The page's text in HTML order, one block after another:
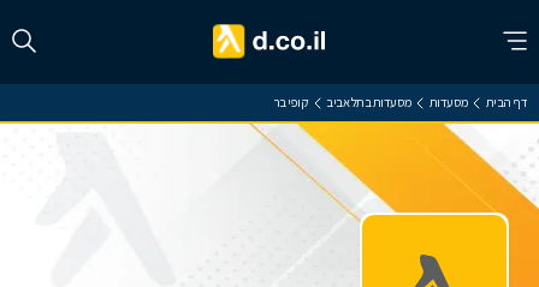
דף הבית מסעדות מסעדות בתל אביב קופי בר